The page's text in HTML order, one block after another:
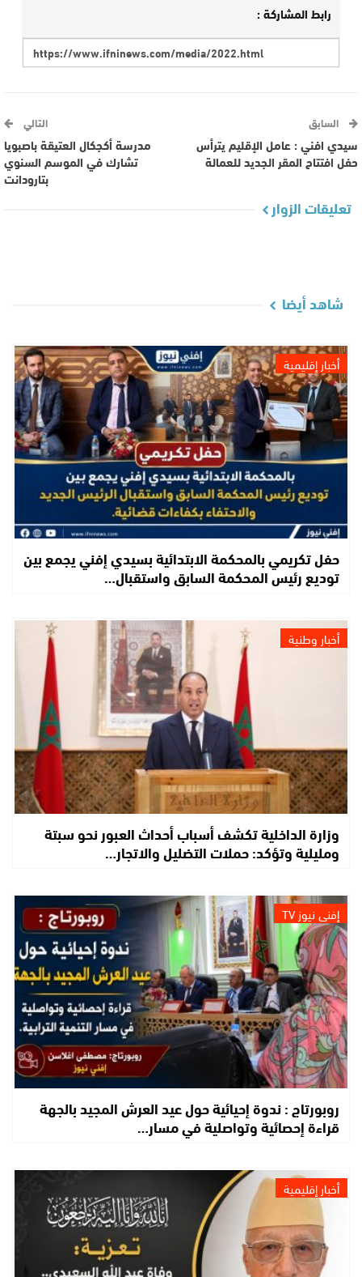
رابط المشاركة :
السابق
سيدي افني : عامل الإقليم يترأس
حفل افتتاح المقر الجديد للعمالة
التالي
مدرسة أكجكال العتيقة باصبويا
تشارك في الموسم السنوي
بتارودانت
تعليقات الزوار
شاهد أيضا
أخبار إقليمية
حفل تكريمي بالمحكمة الابتدائية بسيدي إفني يجمع بين
توديع رئيس المحكمة السابق واستقبال…
أخبار وطنية
وزارة الداخلية تكشف أسباب أحداث العبور نحو سبتة
ومليلية وتؤكد: حملات التضليل والاتجار…
إفني نيوز TV
روبورتاج : ندوة إحيائية حول عيد العرش المجيد بالجهة
قراءة إحصائية وتواصلية في مسار…
أخبار إقليمية